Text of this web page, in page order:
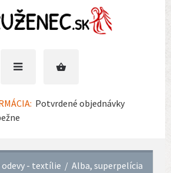
Potvrdené objednávky
- textílie Alba, superpelícia